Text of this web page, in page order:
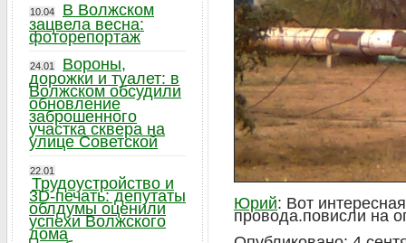
Юрий: Вот
провода.повисли на
10.04
В Волжском
зацвела весна:
фоторепортаж
24.01
Вороны,
дорожки и туалет: в
Волжском обсудили
обновление
заброшенного
участка сквера на
улице Советской
22.01
Трудоустройство и
3D-печать: депутаты
облдумы оценили
успехи Волжского
дома